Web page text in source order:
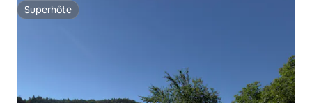
Superhôte
Superhôte